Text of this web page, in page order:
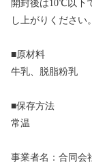
開封後は10℃以下
し上がりください。
■原材料
牛乳、脱脂粉乳
■保存方法
常温
事業者名：合同会